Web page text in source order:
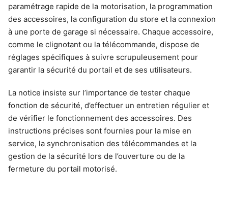
paramétrage rapide de la motorisation, la programmation
des accessoires, la configuration du store et la connexion
à une porte de garage si nécessaire. Chaque accessoire,
comme le clignotant ou la télécommande, dispose de
réglages spécifiques à suivre scrupuleusement pour
garantir la sécurité du portail et de ses utilisateurs.
La notice insiste sur l’importance de tester chaque
fonction de sécurité, d’effectuer un entretien régulier et
de vérifier le fonctionnement des accessoires. Des
instructions précises sont fournies pour la mise en
service, la synchronisation des télécommandes et la
gestion de la sécurité lors de l’ouverture ou de la
fermeture du portail motorisé.